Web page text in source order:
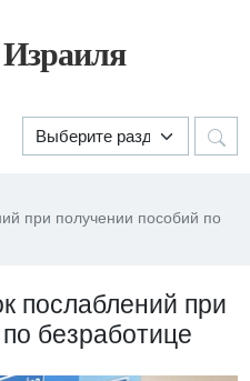
при получении пособий по
послаблений при
безработице